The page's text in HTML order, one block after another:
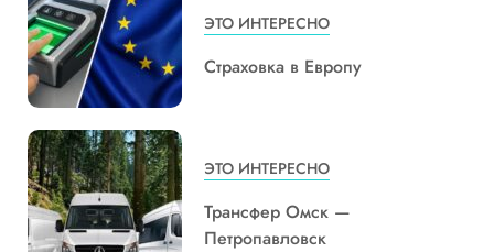
ЭТО ИНТЕРЕСНО
Страховка в Европу
ЭТО ИНТЕРЕСНО
Трансфер Омск —
Петропавловск